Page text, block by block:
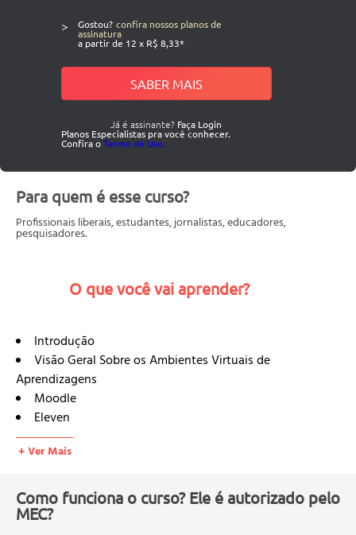
> Gostou? confira nossos planos de
assinatura
a partir de 12 x R$ 8,33*
SABER MAIS
Já é assinante? Faça Login
Planos Especialistas pra você conhecer.
Confira oTermo de Uso.
Para quem é esse curso?
Profissionais liberais, estudantes, jornalistas, educadores,
pesquisadores.
O que você vai aprender?
Introdução
Visão Geral Sobre os Ambientes Virtuais de
Aprendizagens
Moodle
Eleven
Edmodo
Blackboard
Filosofia Moodle
Construtivismo
+ Ver Mais
Como funciona o curso? Ele é autorizado pelo
MEC?